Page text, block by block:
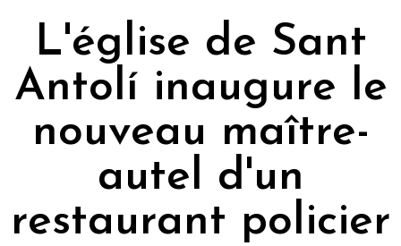
L'église de Sant
Antolí inaugure le
nouveau maître-
autel d'un
restaurant policier